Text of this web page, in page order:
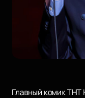
Главный комик ТНТ